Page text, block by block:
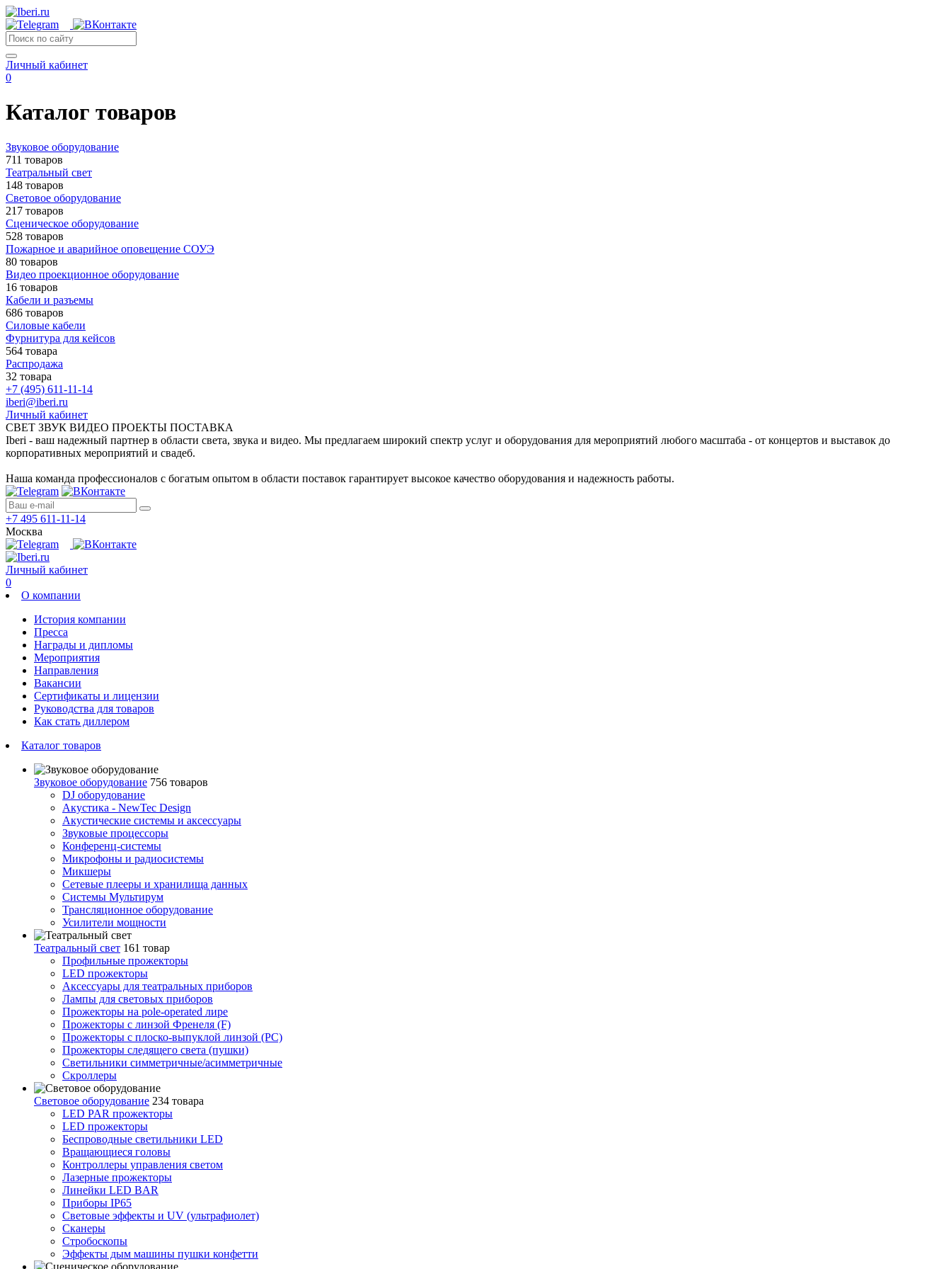
Личный кабинет
0
Каталог товаров
Звуковое оборудование
711 товаров
Театральный свет
148 товаров
Световое оборудование
217 товаров
Сценическое оборудование
528 товаров
Пожарное и аварийное оповещение СОУЭ
80 товаров
Видео проекционное оборудование
16 товаров
Кабели и разъемы
686 товаров
Силовые кабели
Фурнитура для кейсов
564 товара
Распродажа
32 товара
+7 (495) 611-11-14
iberi@iberi.ru
Личный кабинет
СВЕТ ЗВУК ВИДЕО ПРОЕКТЫ ПОСТАВКА
Iberi - ваш надежный партнер в области света, звука и видео. Мы предлагаем широкий спектр услуг и оборудования для мероприятий любого масштаба - от концертов и выставок до
корпоративных мероприятий и свадеб.
Наша команда профессионалов с богатым опытом в области поставок гарантирует высокое качество оборудования и надежность работы.
+7 495 611-11-14
Москва
Личный кабинет
0
О компании
История компании
Пресса
Награды и дипломы
Мероприятия
Направления
Вакансии
Сертификаты и лицензии
Руководства для товаров
Как стать диллером
Каталог товаров
Звуковое оборудование 756 товаров
DJ оборудование
Акустика - NewTec Design
Акустические системы и аксессуары
Звуковые процессоры
Конференц-системы
Микрофоны и радиосистемы
Микшеры
Сетевые плееры и хранилища данных
Системы Мультирум
Трансляционное оборудование
Усилители мощности
Театральный свет 161 товар
Профильные прожекторы
LED прожекторы
Аксессуары для театральных приборов
Лампы для световых приборов
Прожекторы на pole-operated лире
Прожекторы с линзой Френеля (F)
Прожекторы с плоско-выпуклой линзой (PC)
Прожекторы следящего света (пушки)
Светильники симметричные/асимметричные
Скроллеры
Световое оборудование 234 товара
LED PAR прожекторы
LED прожекторы
Беспроводные светильники LED
Вращающиеся головы
Контроллеры управления светом
Лазерные прожекторы
Линейки LED BAR
Приборы IP65
Световые эффекты и UV (ультрафиолет)
Сканеры
Стробоскопы
Эффекты дым машины пушки конфетти